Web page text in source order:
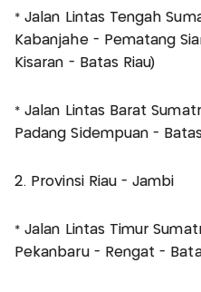
* Jalan Lintas Tengah
Kabanjahe - Pematang
Kisaran - Batas Riau)
* Jalan Lintas Barat
Padang Sidempuan -
2. Provinsi Riau - Jambi
* Jalan Lintas Timur
Pekanbaru - Rengat -